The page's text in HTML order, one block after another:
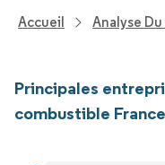
Accueil Analyse
Principales
combustible France